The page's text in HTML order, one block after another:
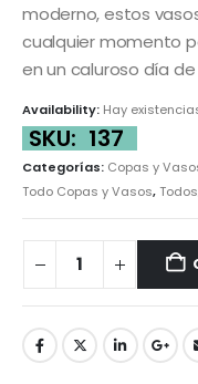
moderno, estos
cualquier momento
en un caluroso día
Availability: Hay
SKU: 137
Categorías: Copas y
Todo Copas y Vasos,Todos